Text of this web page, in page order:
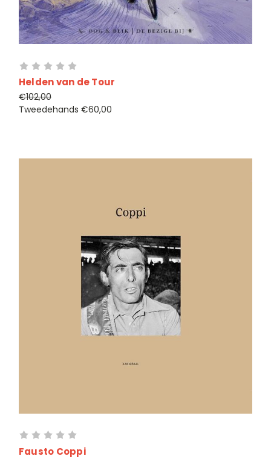
Helden van de Tour
€102,00
Tweedehands €60,00
Fausto Coppi